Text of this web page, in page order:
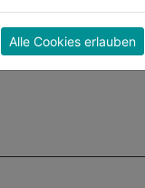
Alle Cookies erlauben